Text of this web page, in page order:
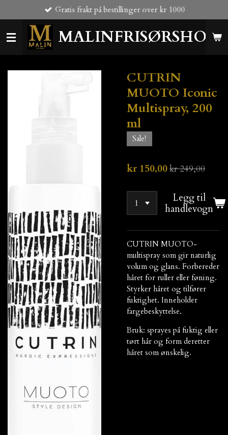
til
hovedinnhold
MALINFRISØRSHOP
Gratis frakt på bestillinger over kr 1000
CUTRIN
MUOTO Iconic
Multispray, 200
ml
Sale!
kr 150,00kr 249,00
Legg til
handlevogn
CUTRIN MUOTO-
multispray som gir naturlig
volum og glans. Forbereder
håret for ruller eller føning.
Styrker håret og tilfører
fuktighet. Inneholder
fargebeskyttelse.
Bruk: sprayes på fuktig eller
tørt hår og form deretter
håret som ønskelig.